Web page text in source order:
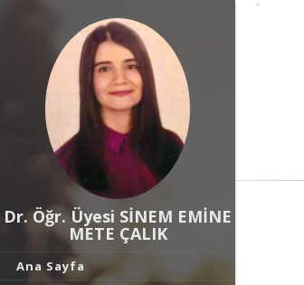
Dr. Öğr. Üyesi SİNEM EMİNE
METE ÇALIK
Ana Sayfa